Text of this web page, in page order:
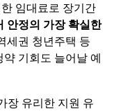
임대료로 장기간
안정의 가장 확실한
세권 청년주택 등
기회도 늘어날 예
장 유리한 지원 유